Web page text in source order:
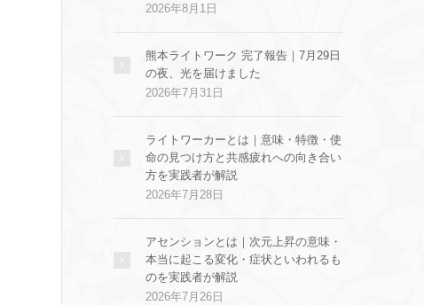
2026年8月1日
熊本ライトワーク 完了報告｜7月29日
の夜、光を届けました
2026年7月31日
ライトワーカーとは｜意味・特徴・使
命の見つけ方と共感疲れへの向き合い
方を実践者が解説
2026年7月28日
アセンションとは｜次元上昇の意味・
本当に起こる変化・症状といわれるも
のを実践者が解説
2026年7月26日